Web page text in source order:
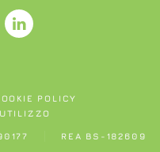
POLICY
REA BS-182609